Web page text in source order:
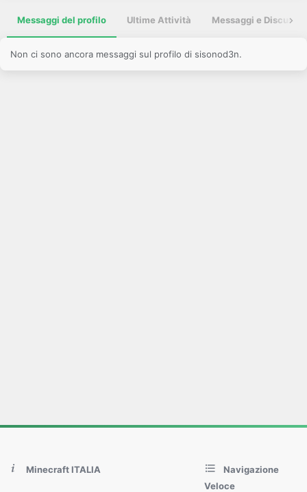
Messaggi del profilo Ultime Attività Messaggi e
Non ci sono ancora messaggi sul profilo di sisonod3n.
Minecraft ITALIA
Navigazione
Veloce